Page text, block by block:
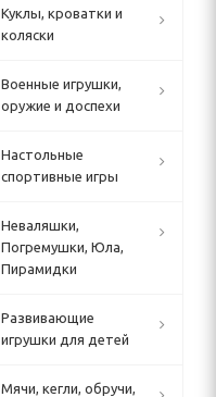
Куклы, кроватки и
коляски
Военные игрушки,
оружие и доспехи
Настольные
спортивные игры
Неваляшки,
Погремушки, Юла,
Пирамидки
Развивающие
игрушки для детей
Мячи, кегли, обручи,